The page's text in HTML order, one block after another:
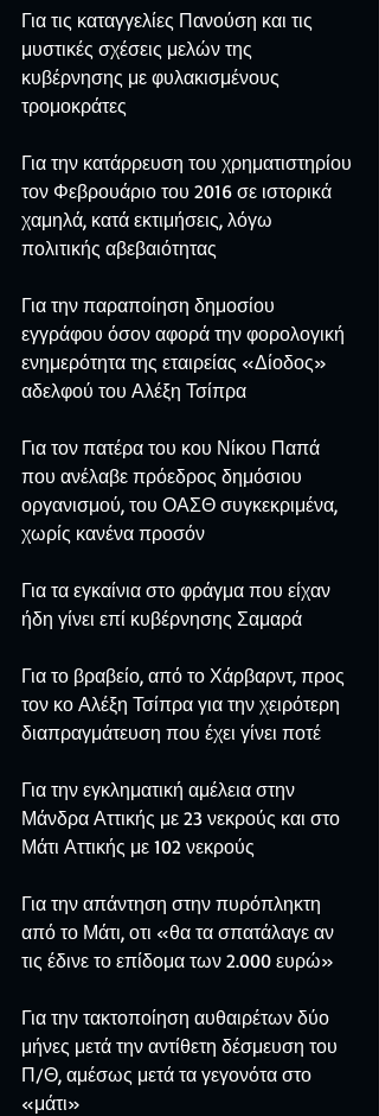
Για τις καταγγελίες Πανούση και τις
μυστικές σχέσεις μελών της
κυβέρνησης με φυλακισμένους
τρομοκράτες
Για την κατάρρευση του χρηματιστηρίου
τον Φεβρουάριο του 2016 σε ιστορικά
χαμηλά, κατά εκτιμήσεις, λόγω
πολιτικής αβεβαιότητας
Για την παραποίηση δημοσίου
εγγράφου όσον αφορά την φορολογική
ενημερότητα της εταιρείας «Δίοδος»
αδελφού του Αλέξη Τσίπρα
Για τον πατέρα του κου Νίκου Παπά
που ανέλαβε πρόεδρος δημόσιου
οργανισμού, του ΟΑΣΘ συγκεκριμένα,
χωρίς κανένα προσόν
Για τα εγκαίνια στο φράγμα που είχαν
ήδη γίνει επί κυβέρνησης Σαμαρά
Για το βραβείο, από το Χάρβαρντ, προς
τον κο Αλέξη Τσίπρα για την χειρότερη
διαπραγμάτευση που έχει γίνει ποτέ
Για την εγκληματική αμέλεια στην
Μάνδρα Αττικής με 23 νεκρούς και στο
Μάτι Αττικής με 102 νεκρούς
Για την απάντηση στην πυρόπληκτη
από το Μάτι, οτι «θα τα σπατάλαγε αν
τις έδινε το επίδομα των 2.000 ευρώ»
Για την τακτοποίηση αυθαιρέτων δύο
μήνες μετά την αντίθετη δέσμευση του
Π/Θ, αμέσως μετά τα γεγονότα στο
«μάτι»